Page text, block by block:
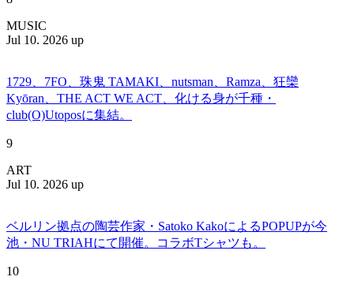
MUSIC
Jul 10. 2026 up
1729、7FO、珠鬼 TAMAKI、nutsman、Ramza、狂欒
Kyōran、THE ACT WE ACT、化ける身が千種・
club(O)Utoposに集結。
9
ART
Jul 10. 2026 up
ベルリン拠点の陶芸作家・Satoko KakoによるPOPUPが今
池・NU TRIAHにて開催。コラボTシャツも。
10